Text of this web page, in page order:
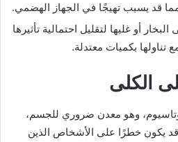
مما قد يسبب تهيجًا في الجهاز الهضمي.
أو غليها لتقليل احتمالية تأثيرها
تناولها بكميات معتدلة.
الكلى
وهو معدن ضروري للجسم،
قد يكون خطرًا على الأشخاص الذين